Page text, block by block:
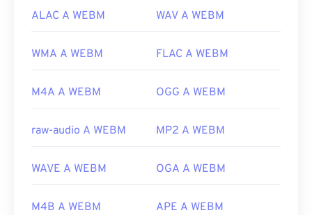
ALAC A WEBM WAV A WEBM
WMA A WEBM FLAC A WEBM
M4A A WEBM OGG A WEBM
raw-audio A WEBM MP2 A WEBM
WAVE A WEBM OGA A WEBM
M4B A WEBM APE A WEBM